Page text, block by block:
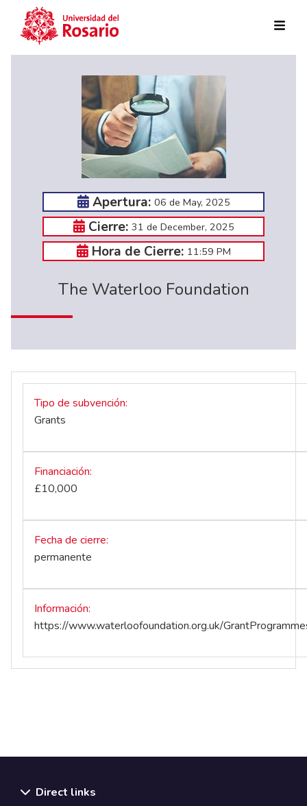
Apertura: 06 de May, 2025
Cierre: 31 de December, 2025
Hora de Cierre: 11:59 PM
The Waterloo Foundation
Tipo de subvención
Grants
Financiación
£10,000
Fecha de cierre
permanente
Información
https://www.waterloofoundation.org.uk/
Direct links